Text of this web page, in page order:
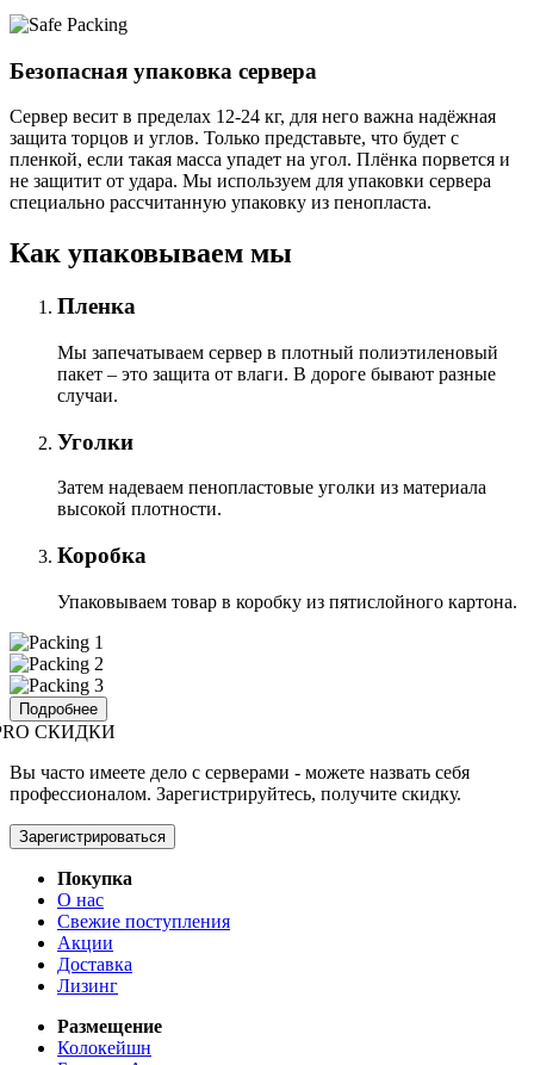
Безопасная упаковка сервера
Сервер весит в пределах 12-24 кг, для него важна надёжная
защита торцов и углов. Только представьте, что будет с
пленкой, если такая масса упадет на угол. Плёнка порвется и
не защитит от удара. Мы используем для упаковки сервера
специально расcчитанную упаковку из пенопласта.
Как упаковываем мы
Пленка
Мы запечатываем сервер в плотный полиэтиленовый
пакет – это защита от влаги. В дороге бывают разные
случаи.
Уголки
Затем надеваем пенопластовые уголки из материала
высокой плотности.
Коробка
Упаковываем товар в коробку из пятислойного картона.
Подробнее
СКИДКИ
Вы часто имеете дело с серверами - можете назвать себя
профессионалом. Зарегистрируйтесь, получите скидку.
Зарегистрироваться
Покупка
О нас
Свежие поступления
Акции
Доставка
Лизинг
Размещение
Колокейшн